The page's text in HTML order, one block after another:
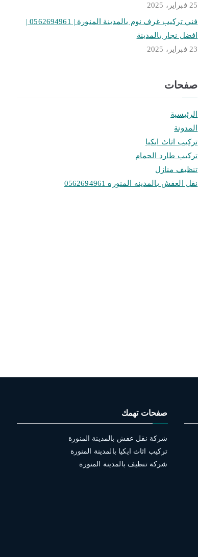
25 فبراير، 2025
فني تركيب غرف نوم بالمدينة المنورة | 0562694961 |
افضل نجار بالمدينة
23 فبراير، 2025
صفحات
الرئيسية
المدونة
تركيب اثاث ايكيا
تركيب طارد الحمام
تنظيف منازل
نقل العفش بالمدينه المنوره 0562694961
صفحات تهمك
شركة نقل عفش بالمدينة المنورة
تركيب اثاث ايكيا بالمدينة المنورة
شركة تنظيف بالمدينة المنورة